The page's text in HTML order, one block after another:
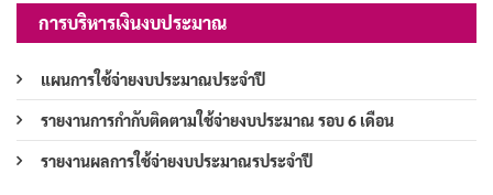
การบริหารเงินงบประมาณ
แผนการใช้จ่ายงบประมาณประจำปี
รายงานการกำกับติดตามใช้จ่ายงบประมาณ รอบ 6 เดือน
รายงานผลการใช้จ่ายงบประมาณรประจำปี